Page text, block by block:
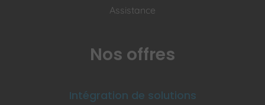
Assistance
Nos offres
Intégration de solutions